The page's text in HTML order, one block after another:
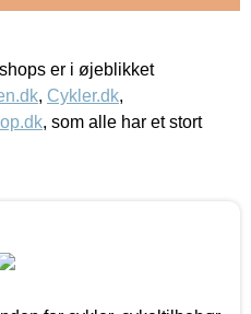
er i øjeblikket
, Cykler.dk,
, som alle har et stort